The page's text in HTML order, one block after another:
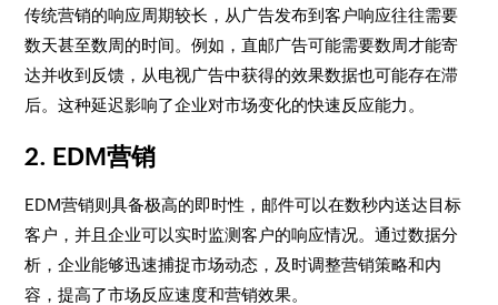
传统营销的响应周期较长，从广告发布到客户响应往往需要
数天甚至数周的时间。例如，直邮广告可能需要数周才能寄
达并收到反馈，从电视广告中获得的效果数据也可能存在滞
后。这种延迟影响了企业对市场变化的快速反应能力。
2. EDM营销
EDM营销则具备极高的即时性，邮件可以在数秒内送达目标
客户，并且企业可以实时监测客户的响应情况。通过数据分
析，企业能够迅速捕捉市场动态，及时调整营销策略和内
容，提高了市场反应速度和营销效果。